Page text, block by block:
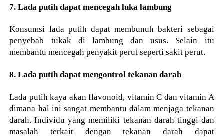
7. Lada putih dapat mencegah luka lambung
Konsumsi lada putih dapat membunuh bakteri sebagai
penyebab tukak di lambung dan usus. Selain itu
membantu mencegah penyakit perut seperti sakit perut.
8. Lada putih dapat mengontrol tekanan darah
Lada putih kaya akan flavonoid, vitamin C dan vitamin A
dimana hal ini sangat membantu dalam menjaga tekanan
darah. Individu yang memiliki tekanan darah tinggi dan
masalah terkait dengan tekanan darah dapat